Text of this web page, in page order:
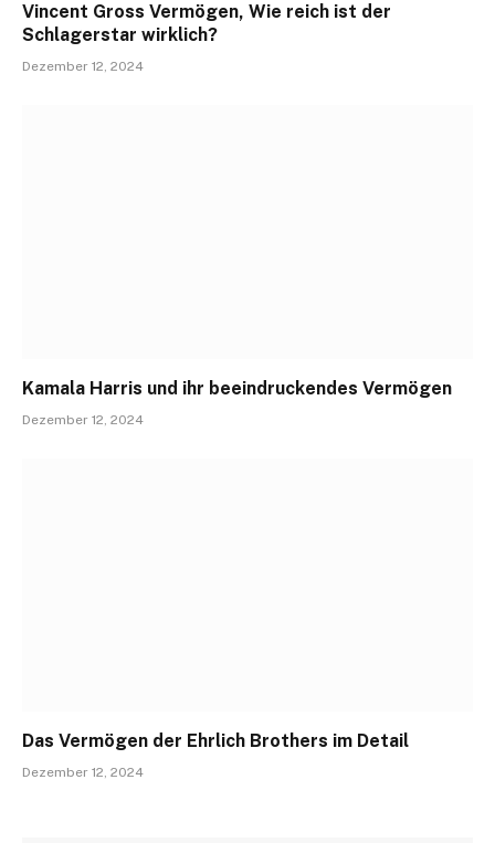
Vincent Gross Vermögen, Wie reich ist der
Schlagerstar wirklich?
Dezember 12, 2024
Kamala Harris und ihr beeindruckendes Vermögen
Dezember 12, 2024
Das Vermögen der Ehrlich Brothers im Detail
Dezember 12, 2024